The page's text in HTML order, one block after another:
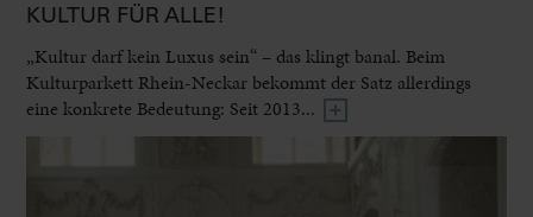
KULTUR FÜR ALLE!
„Kultur darf kein Luxus sein“ – das klingt banal. Beim
Kulturparkett Rhein-Neckar bekommt der Satz allerdings
eine konkrete Bedeutung: Seit 2013...